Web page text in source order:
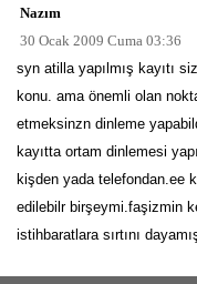
Nazım
30 Ocak 2009 Cuma 03:36
syn atilla yapılmış kayıtı
konu. ama önemli olan
etmeksinzn dinleme
kayıtta ortam dinlemesi
kişden yada telefondan.ee
edilebilr birşeymi.faşizmin
istihbaratlara sırtını